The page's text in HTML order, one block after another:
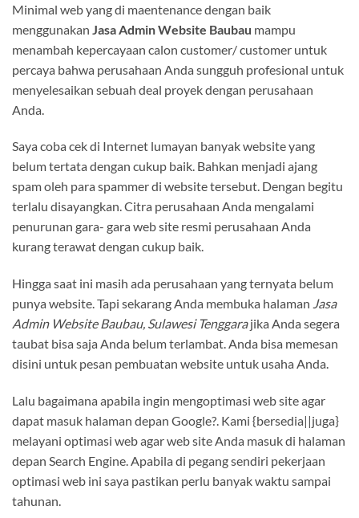
Minimal web yang di maentenance dengan baik
menggunakan Jasa Admin Website Baubau mampu
menambah kepercayaan calon customer/ customer untuk
percaya bahwa perusahaan Anda sungguh profesional untuk
menyelesaikan sebuah deal proyek dengan perusahaan
Anda.
Saya coba cek di Internet lumayan banyak website yang
belum tertata dengan cukup baik. Bahkan menjadi ajang
spam oleh para spammer di website tersebut. Dengan begitu
terlalu disayangkan. Citra perusahaan Anda mengalami
penurunan gara- gara web site resmi perusahaan Anda
kurang terawat dengan cukup baik.
Hingga saat ini masih ada perusahaan yang ternyata belum
punya website. Tapi sekarang Anda membuka halaman Jasa
Admin Website Baubau, Sulawesi Tenggarajika Anda segera
taubat bisa saja Anda belum terlambat. Anda bisa memesan
disini untuk pesan pembuatan website untuk usaha Anda.
Lalu bagaimana apabila ingin mengoptimasi web site agar
dapat masuk halaman depan Google?. Kami {bersedia||juga}
melayani optimasi web agar web site Anda masuk di halaman
depan Search Engine. Apabila di pegang sendiri pekerjaan
optimasi web ini saya pastikan perlu banyak waktu sampai
tahunan.